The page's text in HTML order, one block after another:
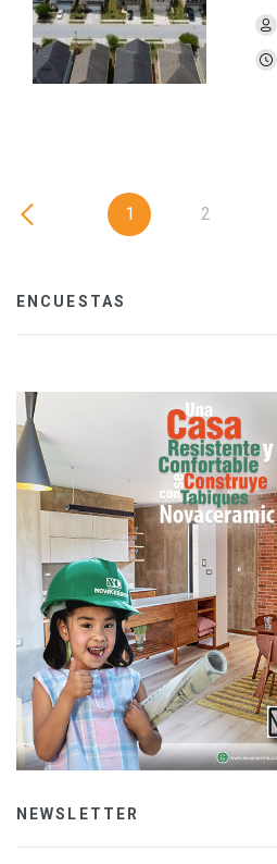
1 2
ENCUESTAS
NEWSLETTER